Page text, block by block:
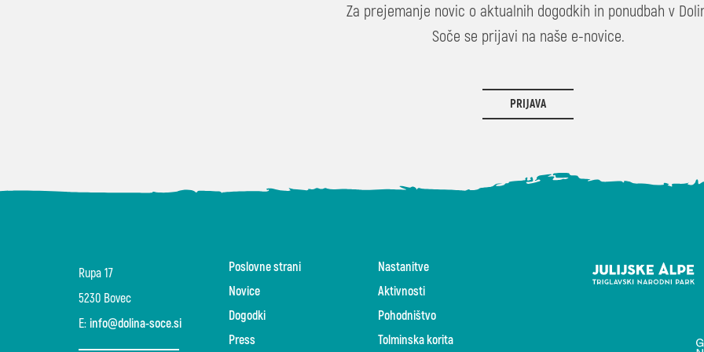
Za prejemanje novic o aktualnih dogodkih in ponudbah v
Soče se prijavi na naše e-novice.
PRIJAVA
Rupa 17
5230 Bovec
E: info@dolina-soce.si
Poslovne strani
Novice
Dogodki
Press
Nastanitve
Aktivnosti
Pohodništvo
Tolminska korita